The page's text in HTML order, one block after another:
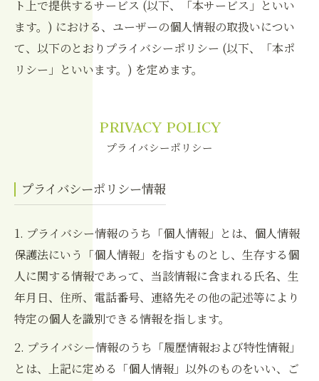
ト上で提供するサービス (以下、「本サービス」といい
ます。) における、ユーザーの個人情報の取扱いについ
て、以下のとおりプライバシーポリシー (以下、「本ポ
リシー」といいます。) を定めます。
プライバシーポリシー
PRIVACY POLICY
プライバシーポリシー情報
1. プライバシー情報のうち「個人情報」とは、個人情報
保護法にいう「個人情報」を指すものとし、生存する個
人に関する情報であって、当該情報に含まれる氏名、生
年月日、住所、電話番号、連絡先その他の記述等により
特定の個人を識別できる情報を指します。
2. プライバシー情報のうち「履歴情報および特性情報」
とは、上記に定める「個人情報」以外のものをいい、ご